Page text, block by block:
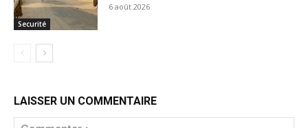
Securité
6 août 2026
LAISSER UN COMMENTAIRE